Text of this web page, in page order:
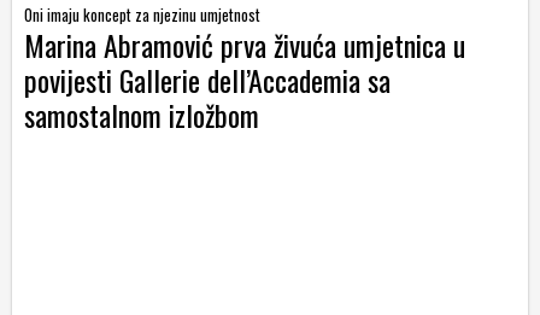
Oni imaju koncept za njezinu umjetnost
Marina Abramović prva živuća umjetnica u
povijesti Gallerie dell’Accademia sa
samostalnom izložbom